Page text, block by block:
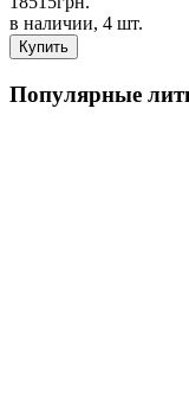
в наличии, 4 шт.
Купить
Популярные